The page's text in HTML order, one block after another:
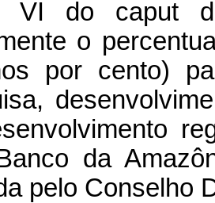
VI do caput
o
por cento)
da
pelo Conselho